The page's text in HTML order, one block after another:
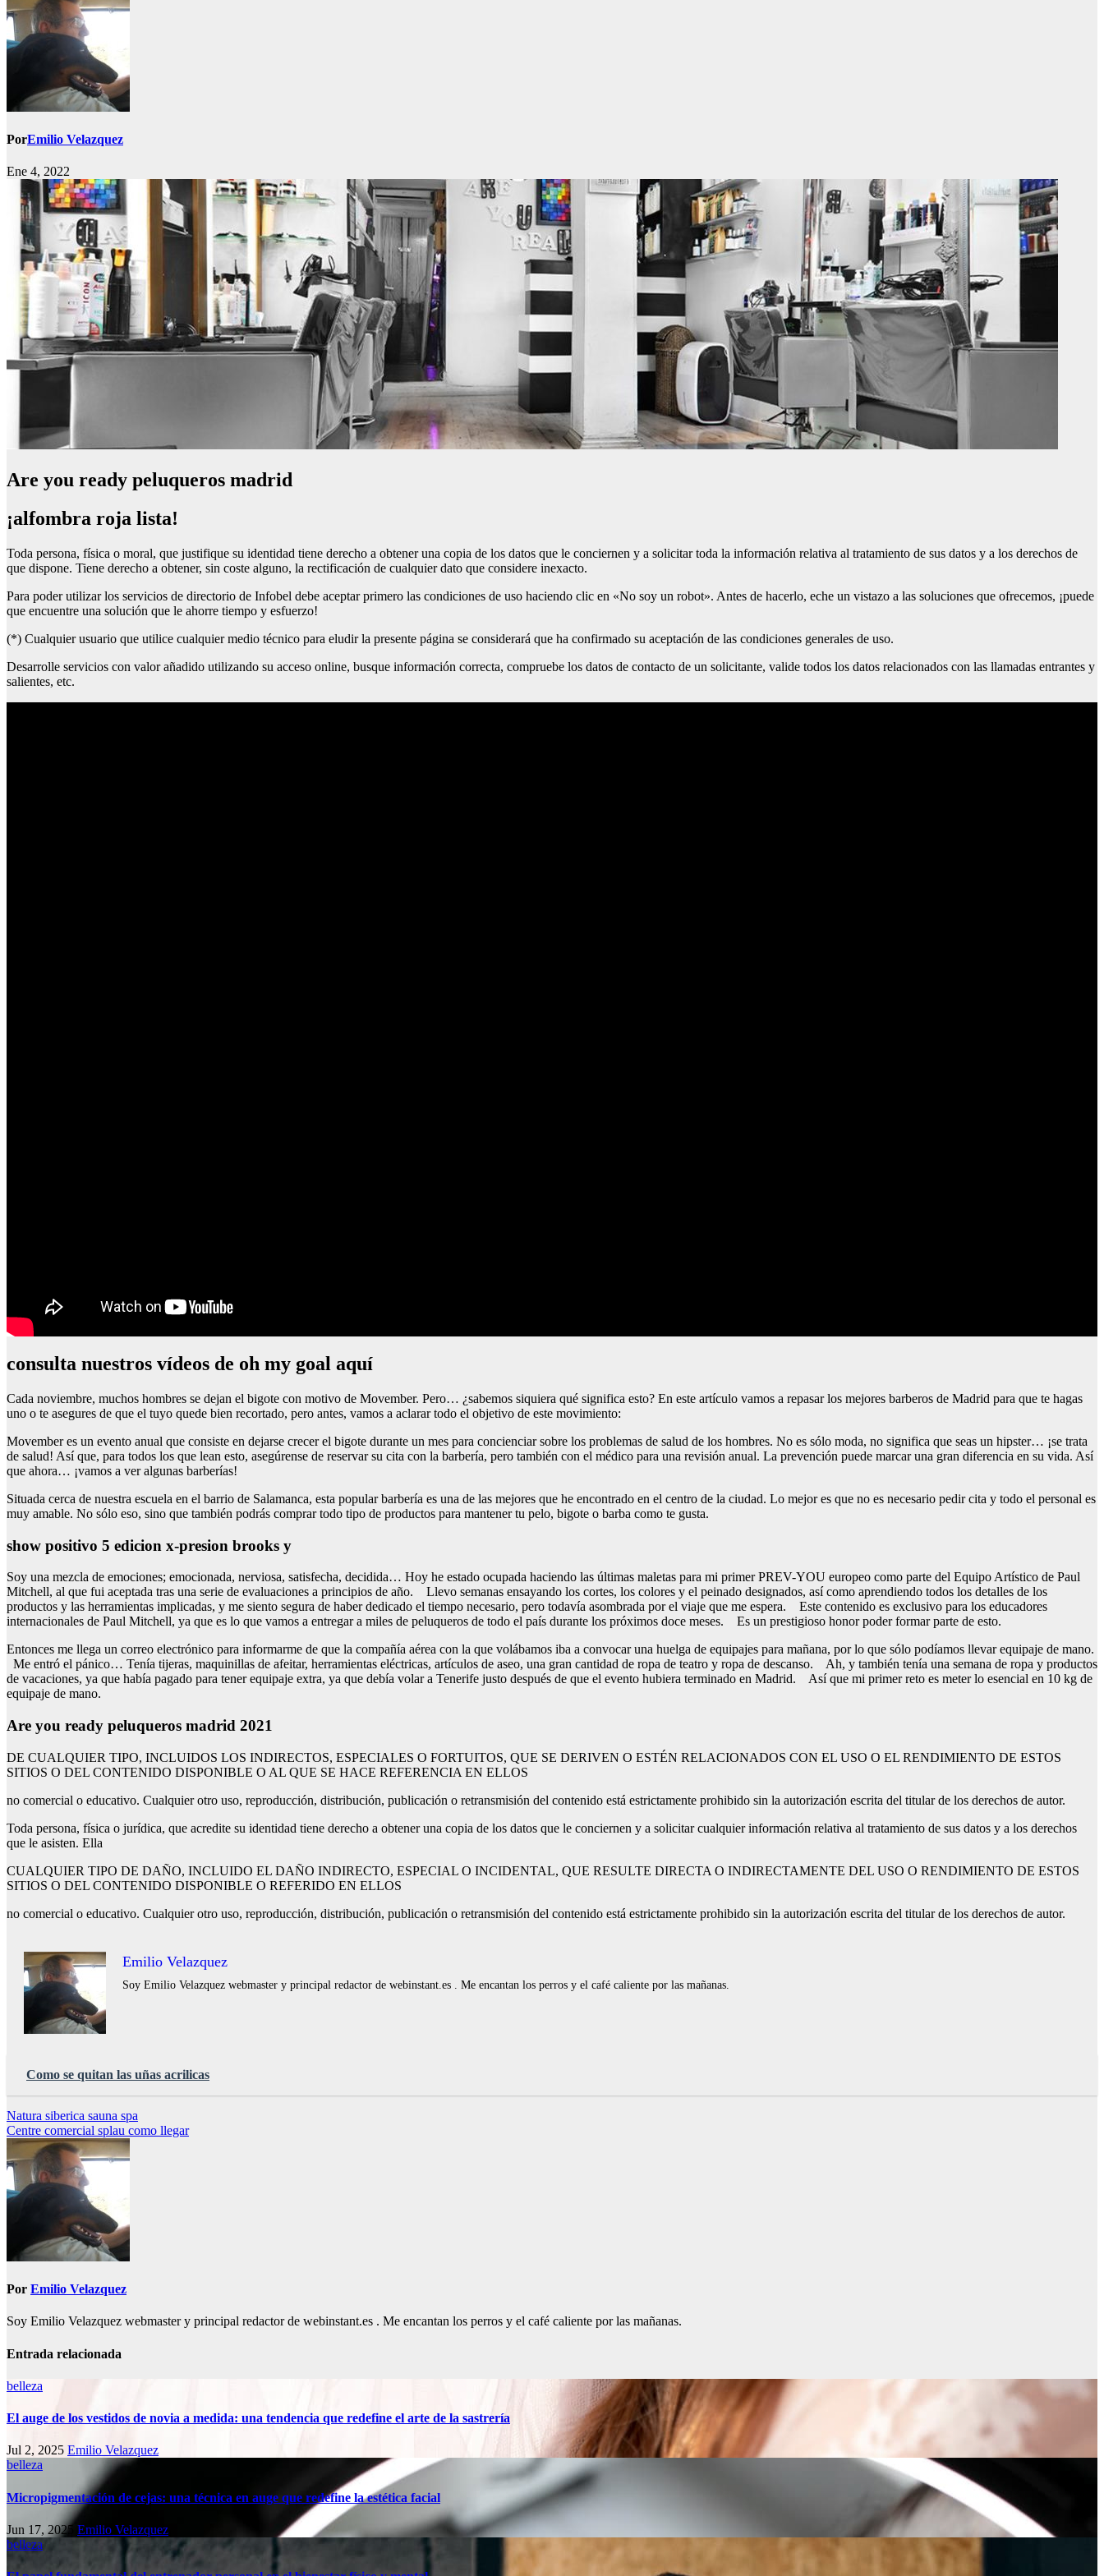
PorEmilio Velazquez
Ene 4, 2022
Are you ready peluqueros madrid
¡alfombra roja lista!
Toda persona, física o moral, que justifique su identidad tiene derecho a obtener una copia de los datos que le conciernen y a solicitar toda la información relativa al tratamiento de sus datos y a los derechos de
que dispone. Tiene derecho a obtener, sin coste alguno, la rectificación de cualquier dato que considere inexacto.
Para poder utilizar los servicios de directorio de Infobel debe aceptar primero las condiciones de uso haciendo clic en «No soy un robot». Antes de hacerlo, eche un vistazo a las soluciones que ofrecemos, ¡puede
que encuentre una solución que le ahorre tiempo y esfuerzo!
(*) Cualquier usuario que utilice cualquier medio técnico para eludir la presente página se considerará que ha confirmado su aceptación de las condiciones generales de uso.
Desarrolle servicios con valor añadido utilizando su acceso online, busque información correcta, compruebe los datos de contacto de un solicitante, valide todos los datos relacionados con las llamadas entrantes y
salientes, etc.
consulta nuestros vídeos de oh my goal aquí
Cada noviembre, muchos hombres se dejan el bigote con motivo de Movember. Pero… ¿sabemos siquiera qué significa esto? En este artículo vamos a repasar los mejores barberos de Madrid para que te hagas
uno o te asegures de que el tuyo quede bien recortado, pero antes, vamos a aclarar todo el objetivo de este movimiento:
Movember es un evento anual que consiste en dejarse crecer el bigote durante un mes para concienciar sobre los problemas de salud de los hombres. No es sólo moda, no significa que seas un hipster… ¡se trata
de salud! Así que, para todos los que lean esto, asegúrense de reservar su cita con la barbería, pero también con el médico para una revisión anual. La prevención puede marcar una gran diferencia en su vida. Así
que ahora… ¡vamos a ver algunas barberías!
Situada cerca de nuestra escuela en el barrio de Salamanca, esta popular barbería es una de las mejores que he encontrado en el centro de la ciudad. Lo mejor es que no es necesario pedir cita y todo el personal es
muy amable. No sólo eso, sino que también podrás comprar todo tipo de productos para mantener tu pelo, bigote o barba como te gusta.
show positivo 5 edicion x-presion brooks y
Soy una mezcla de emociones; emocionada, nerviosa, satisfecha, decidida… Hoy he estado ocupada haciendo las últimas maletas para mi primer PREV-YOU europeo como parte del Equipo Artístico de Paul
Mitchell, al que fui aceptada tras una serie de evaluaciones a principios de año. Llevo semanas ensayando los cortes, los colores y el peinado designados, así como aprendiendo todos los detalles de los
productos y las herramientas implicadas, y me siento segura de haber dedicado el tiempo necesario, pero todavía asombrada por el viaje que me espera. Este contenido es exclusivo para los educadores
internacionales de Paul Mitchell, ya que es lo que vamos a entregar a miles de peluqueros de todo el país durante los próximos doce meses. Es un prestigioso honor poder formar parte de esto.
Entonces me llega un correo electrónico para informarme de que la compañía aérea con la que volábamos iba a convocar una huelga de equipajes para mañana, por lo que sólo podíamos llevar equipaje de mano.
Me entró el pánico… Tenía tijeras, maquinillas de afeitar, herramientas eléctricas, artículos de aseo, una gran cantidad de ropa de teatro y ropa de descanso. Ah, y también tenía una semana de ropa y productos
de vacaciones, ya que había pagado para tener equipaje extra, ya que debía volar a Tenerife justo después de que el evento hubiera terminado en Madrid. Así que mi primer reto es meter lo esencial en 10 kg de
equipaje de mano.
Are you ready peluqueros madrid 2021
DE CUALQUIER TIPO, INCLUIDOS LOS INDIRECTOS, ESPECIALES O FORTUITOS, QUE SE DERIVEN O ESTÉN RELACIONADOS CON EL USO O EL RENDIMIENTO DE ESTOS
SITIOS O DEL CONTENIDO DISPONIBLE O AL QUE SE HACE REFERENCIA EN ELLOS
no comercial o educativo. Cualquier otro uso, reproducción, distribución, publicación o retransmisión del contenido está estrictamente prohibido sin la autorización escrita del titular de los derechos de autor.
Toda persona, física o jurídica, que acredite su identidad tiene derecho a obtener una copia de los datos que le conciernen y a solicitar cualquier información relativa al tratamiento de sus datos y a los derechos
que le asisten. Ella
CUALQUIER TIPO DE DAÑO, INCLUIDO EL DAÑO INDIRECTO, ESPECIAL O INCIDENTAL, QUE RESULTE DIRECTA O INDIRECTAMENTE DEL USO O RENDIMIENTO DE ESTOS
SITIOS O DEL CONTENIDO DISPONIBLE O REFERIDO EN ELLOS
no comercial o educativo. Cualquier otro uso, reproducción, distribución, publicación o retransmisión del contenido está estrictamente prohibido sin la autorización escrita del titular de los derechos de autor.
Emilio Velazquez
Soy Emilio Velazquez webmaster y principal redactor de webinstant.es . Me encantan los perros y el café caliente por las mañanas.
Como se quitan las uñas acrilicas
Navegación
de
entradas
Natura siberica sauna spa
Centre comercial splau como llegar
Por Emilio Velazquez
Soy Emilio Velazquez webmaster y principal redactor de webinstant.es . Me encantan los perros y el café caliente por las mañanas.
Entrada relacionada
belleza
El auge de los vestidos de novia a medida: una tendencia que redefine el arte de la sastrería
Jul 2, 2025 Emilio Velazquez
belleza
Micropigmentación de cejas: una técnica en auge que redefine la estética facial
Jun 17, 2025 Emilio Velazquez
belleza